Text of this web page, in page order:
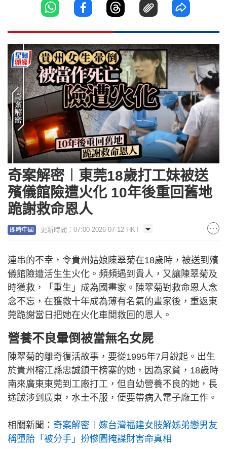
奇案解密︱東莞18歲打工妹被送
殯儀館險遭火化 10年後重回舊地
跪謝救命恩人
即時中國 更新時間：07:00 2026-07-12 HKT
連串的不幸，令貴州姑娘陳翠菊在18歲時，被送到殯
儀館險遭活生生火化。頻頻遇到貴人，又讓陳翠菊及
時獲救，「重生」成為國畫家。陳翠菊對救命恩人念
念不忘，在獲救十年成為薄有名氣的畫家後，重返東
莞跪謝當日把她在火化車間救回的恩人。
營養不良暈倒被當無名女屍
陳翠菊的離奇復活故事，要從1995年7月說起。出生
於貴州榕江縣忠誠鎮干榜寨的她，因為家貧，18歲時
南來廣東東莞到工廠打工，但自幼營養不良的她，長
途跋涉到廣東，水土不服，便要帶病入電子廠工作。
相關新聞： 奇案解密︱嫁台灣福建女肢解姊弟戀男友
稱墮胎「被分手」扮慘圖掩謀財害命真相